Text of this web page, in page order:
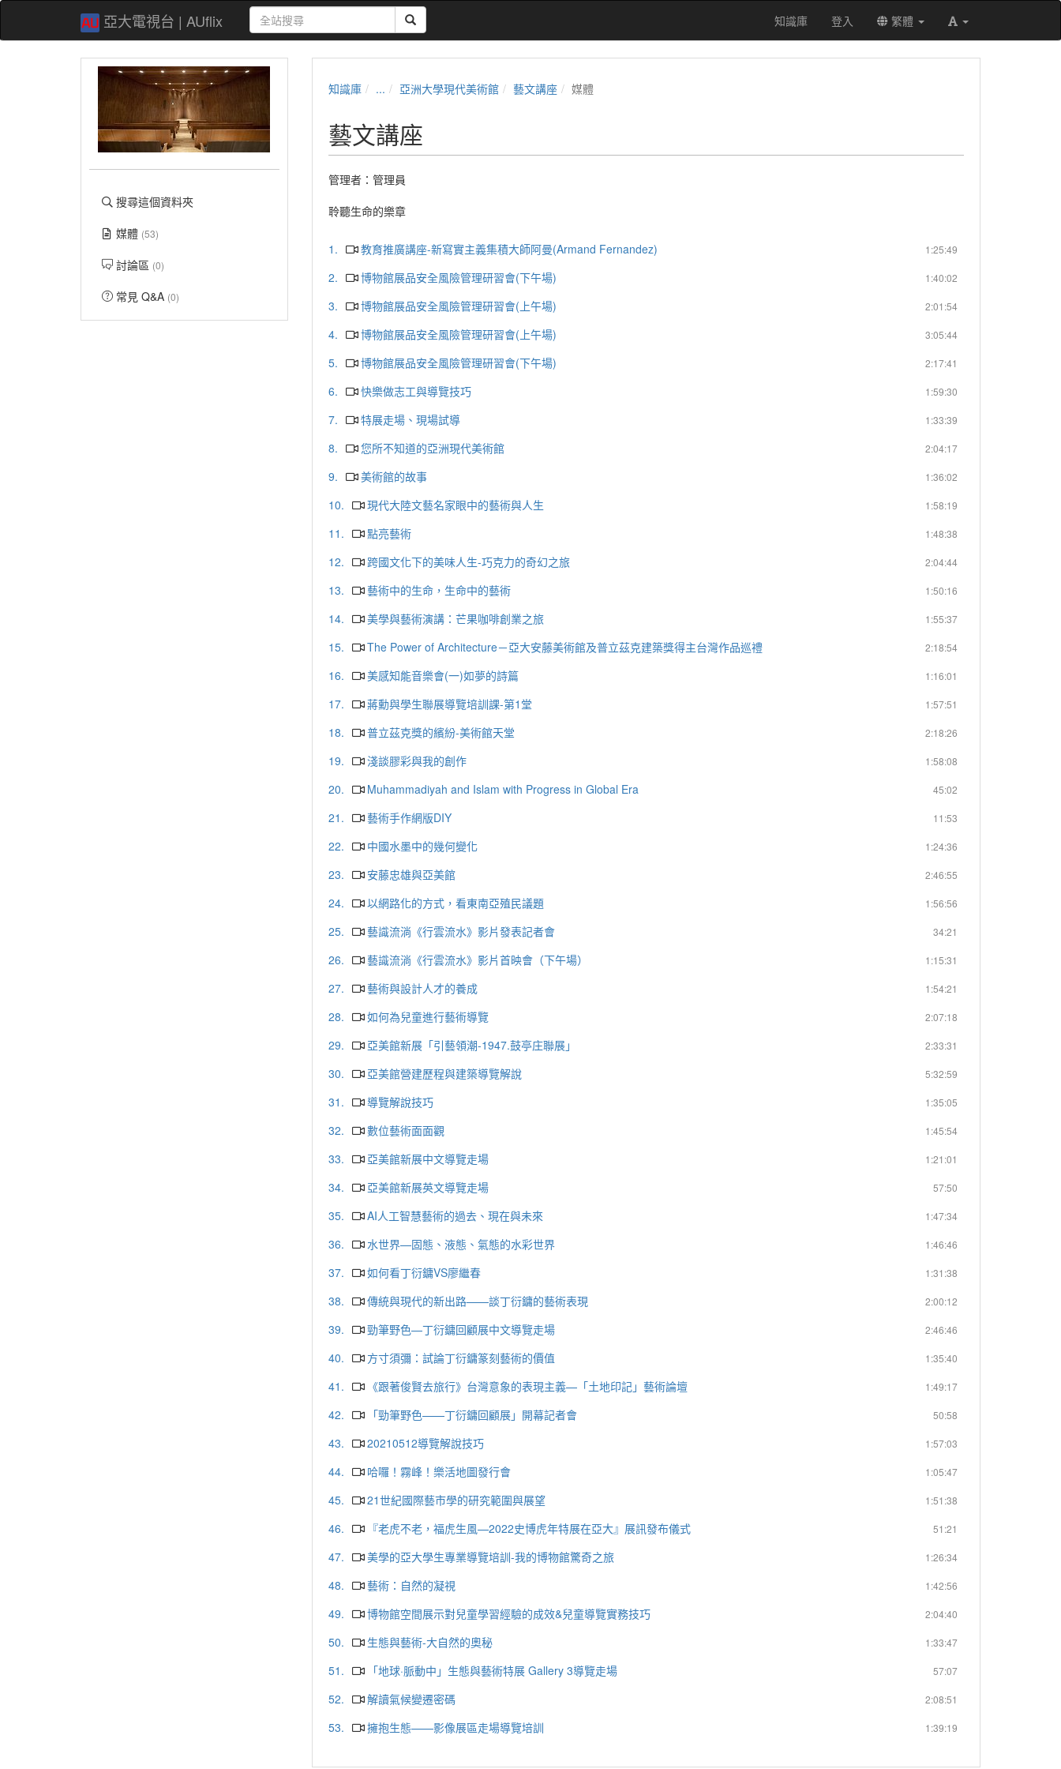
亞大電視台 | AUflix 知識庫 登入 繁體
搜尋這個資料夾
媒體 (53)
討論區 (0)
常見 Q&A (0)
知識庫 ... 亞洲大學現代美術館 藝文講座 媒體
藝文講座
管理者： 管理員
聆聽生命的樂章
1. 1:25:49
教育推廣講座-新寫實主義集積大師阿曼(Armand Fernandez)
2.
1:40:02
博物館展品安全風險管理研習會(下午場)
3.
2:01:54
博物館展品安全風險管理研習會(上午場)
4.
3:05:44
博物館展品安全風險管理研習會(上午場)
5.
2:17:41
博物館展品安全風險管理研習會(下午場)
6.
1:59:30
快樂做志工與導覽技巧
7.
1:33:39
特展走場、現場試導
8.
2:04:17
您所不知道的亞洲現代美術館
9.
1:36:02
美術館的故事
10.
1:58:19
現代大陸文藝名家眼中的藝術與人生
11.
1:48:38
點亮藝術
12.
2:04:44
跨國文化下的美味人生-巧克力的奇幻之旅
13.
1:50:16
藝術中的生命，生命中的藝術
14.
1:55:37
美學與藝術演講：芒果咖啡創業之旅
15.
2:18:54
The Power of Architecture－亞大安藤美術館及普立茲克建築獎得主台灣作品巡禮
16.
1:16:01
美感知能音樂會(一)如夢的詩篇
17.
1:57:51
蔣勳與學生聯展導覽培訓課-第1堂
18.
2:18:26
普立茲克獎的繽紛-美術館天堂
19.
1:58:08
淺談膠彩與我的創作
20.
45:02
Muhammadiyah and Islam with Progress in Global Era
21.
11:53
藝術手作網版DIY
22.
1:24:36
中國水墨中的幾何變化
23.
2:46:55
安藤忠雄與亞美館
24.
1:56:56
以網路化的方式，看東南亞殖民議題
25.
34:21
藝識流淌《行雲流水》影片發表記者會
26.
1:15:31
藝識流淌《行雲流水》影片首映會（下午場）
27.
1:54:21
藝術與設計人才的養成
28.
2:07:18
如何為兒童進行藝術導覽
29.
2:33:31
亞美館新展「引藝領潮-1947.鼓亭庄聯展」
30.
5:32:59
亞美館營建歷程與建築導覽解說
31.
1:35:05
導覽解說技巧
32.
1:45:54
數位藝術面面觀
33.
1:21:01
亞美館新展中文導覽走場
34.
57:50
亞美館新展英文導覽走場
35.
1:47:34
AI人工智慧藝術的過去、現在與未來
36.
1:46:46
水世界—固態、液態、氣態的水彩世界
37.
1:31:38
如何看丁衍鏞VS廖繼春
38.
2:00:12
傳統與現代的新出路——談丁衍鏞的藝術表現
39.
2:46:46
勁筆野色—丁衍鏞回顧展中文導覽走場
40.
1:35:40
方寸須彌：試論丁衍鏞篆刻藝術的價值
41.
1:49:17
《跟著俊賢去旅行》台灣意象的表現主義—「土地印記」藝術論壇
42.
50:58
「勁筆野色——丁衍鏞回顧展」開幕記者會
43.
1:57:03
20210512導覽解說技巧
44.
1:05:47
哈囉！霧峰！樂活地圖發行會
45.
1:51:38
21世紀國際藝市學的研究範圍與展望
46.
51:21
『老虎不老，福虎生風—2022史博虎年特展在亞大』展訊發布儀式
47.
1:26:34
美學的亞大學生專業導覽培訓-我的博物館驚奇之旅
48.
1:42:56
藝術：自然的凝視
49.
2:04:40
博物館空間展示對兒童學習經驗的成效&兒童導覽實務技巧
50.
1:33:47
生態與藝術-大自然的奧秘
51.
57:07
「地球·脈動中」生態與藝術特展 Gallery 3導覽走場
52.
2:08:51
解讀氣候變遷密碼
53.
1:39:19
擁抱生態——影像展區走場導覽培訓